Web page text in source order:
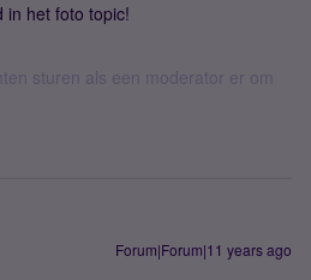
in het foto topic!
sturen als een moderator er om
Forum|Forum|11 years ago